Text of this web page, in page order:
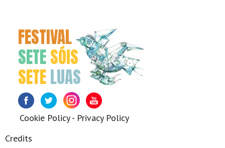
FESTIVAL
SETESÓIS
SETELUAS
FacebookTwitterInstagram
Cookie Policy- Privacy Policy
Credits